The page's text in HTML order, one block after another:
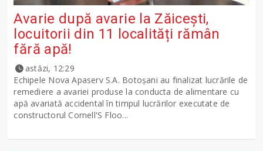
Avarie după avarie la Zăicești,
locuitorii din 11 localități rămân
fără apă!
astăzi, 12:29
Echipele Nova Apaserv S.A. Botoșani au finalizat lucrările de
remediere a avariei produse la conducta de alimentare cu
apă avariată accidental în timpul lucrărilor executate de
constructorul Cornell'S Floo...